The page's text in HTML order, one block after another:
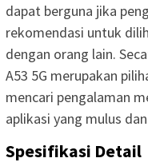
dapat berguna jika
rekomendasi untuk
dengan orang lain.
A53 5G merupakan
mencari pengalaman
aplikasi yang mulus
Spesifikasi Detail